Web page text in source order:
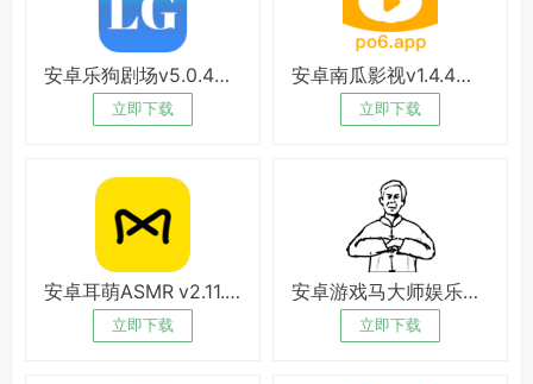
安卓乐狗剧场v5.0.4绿化版
立即下载
安卓南瓜影视v1.4.4破解版
立即下载
安卓耳萌ASMR v2.11.8绿化版
立即下载
安卓游戏马大师娱乐解压
立即下载